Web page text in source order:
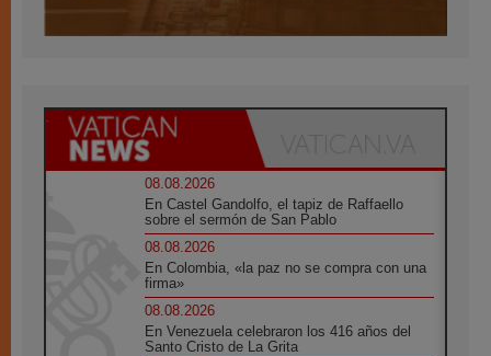
08.08.2026
En Castel Gandolfo, el tapiz de Raffaello
sobre el sermón de San Pablo
08.08.2026
En Colombia, «la paz no se compra con una
firma»
08.08.2026
En Venezuela celebraron los 416 años del
Santo Cristo de La Grita